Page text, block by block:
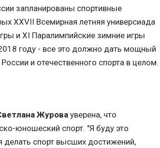
запланированы спортивные
XXVII Всемирная летняя универсиада
и XI Паралимпийские зимние игры
году - все это должно дать мощный
и отечественного спорта в целом.
Журова уверена, что
юношеский спорт. "Я буду это
делать спорт высших достижений,